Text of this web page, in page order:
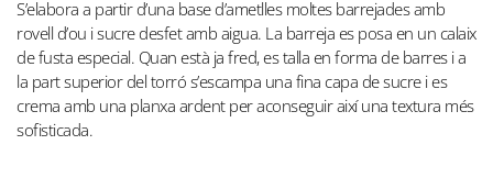
S’elabora a partir d’una base d’ametlles moltes barrejades amb
rovell d’ou i sucre desfet amb aigua. La barreja es posa en un calaix
de fusta especial. Quan està ja fred, es talla en forma de barres i a
la part superior del torró s’escampa una fina capa de sucre i es
crema amb una planxa ardent per aconseguir així una textura més
sofisticada.